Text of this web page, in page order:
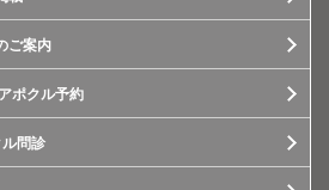
ご案内
ポクル予約
問診